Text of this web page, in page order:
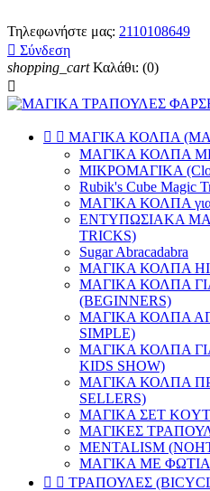
Τηλεφωνήστε μας: 2110108649
 Σύνδεση
shopping_cart Καλάθι: (0)

  ΜΑΓΙΚΑ ΚΟΛΠΑ
ΜΑΓΙΚΑ ΚΟΛΠΑ ΜΕ
ΜΙΚΡΟΜΑΓΙΚΑ
Rubik's Cube Magic
ΜΑΓΙΚΑ ΚΟΛΠΑ για
ΕΝΤΥΠΩΣΙΑΚΑ
TRICKS)
Sugar Abracadabra
ΜΑΓΙΚΑ ΚΟΛΠΑ
ΜΑΓΙΚΑ ΚΟΛΠΑ
(BEGINNERS)
ΜΑΓΙΚΑ ΚΟΛΠΑ
SIMPLE)
ΜΑΓΙΚΑ ΚΟΛΠΑ
KIDS SHOW)
ΜΑΓΙΚΑ ΚΟΛΠΑ
SELLERS)
ΜΑΓΙΚΑ ΣΕΤ
ΜΑΓΙΚΕΣ
MENTALISM
ΜΑΓΙΚΑ ΜΕ ΦΩΤΙΑ
  ΤΡΑΠΟΥΛΕΣ